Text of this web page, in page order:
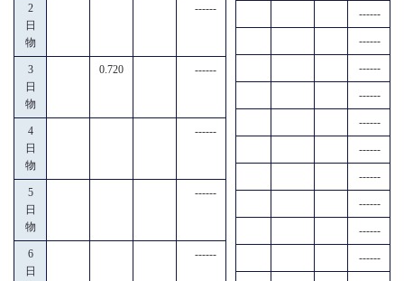
2
日
物
------
3
日
物
0.720 ------
4
日
物
------
5
日
物
------
6
日
------
------
------
------
------
------
------
------
------
------
------